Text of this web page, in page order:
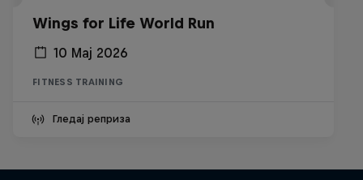
Wings for Life World Run
10 Мај 2026
FITNESS TRAINING
Гледај реприза